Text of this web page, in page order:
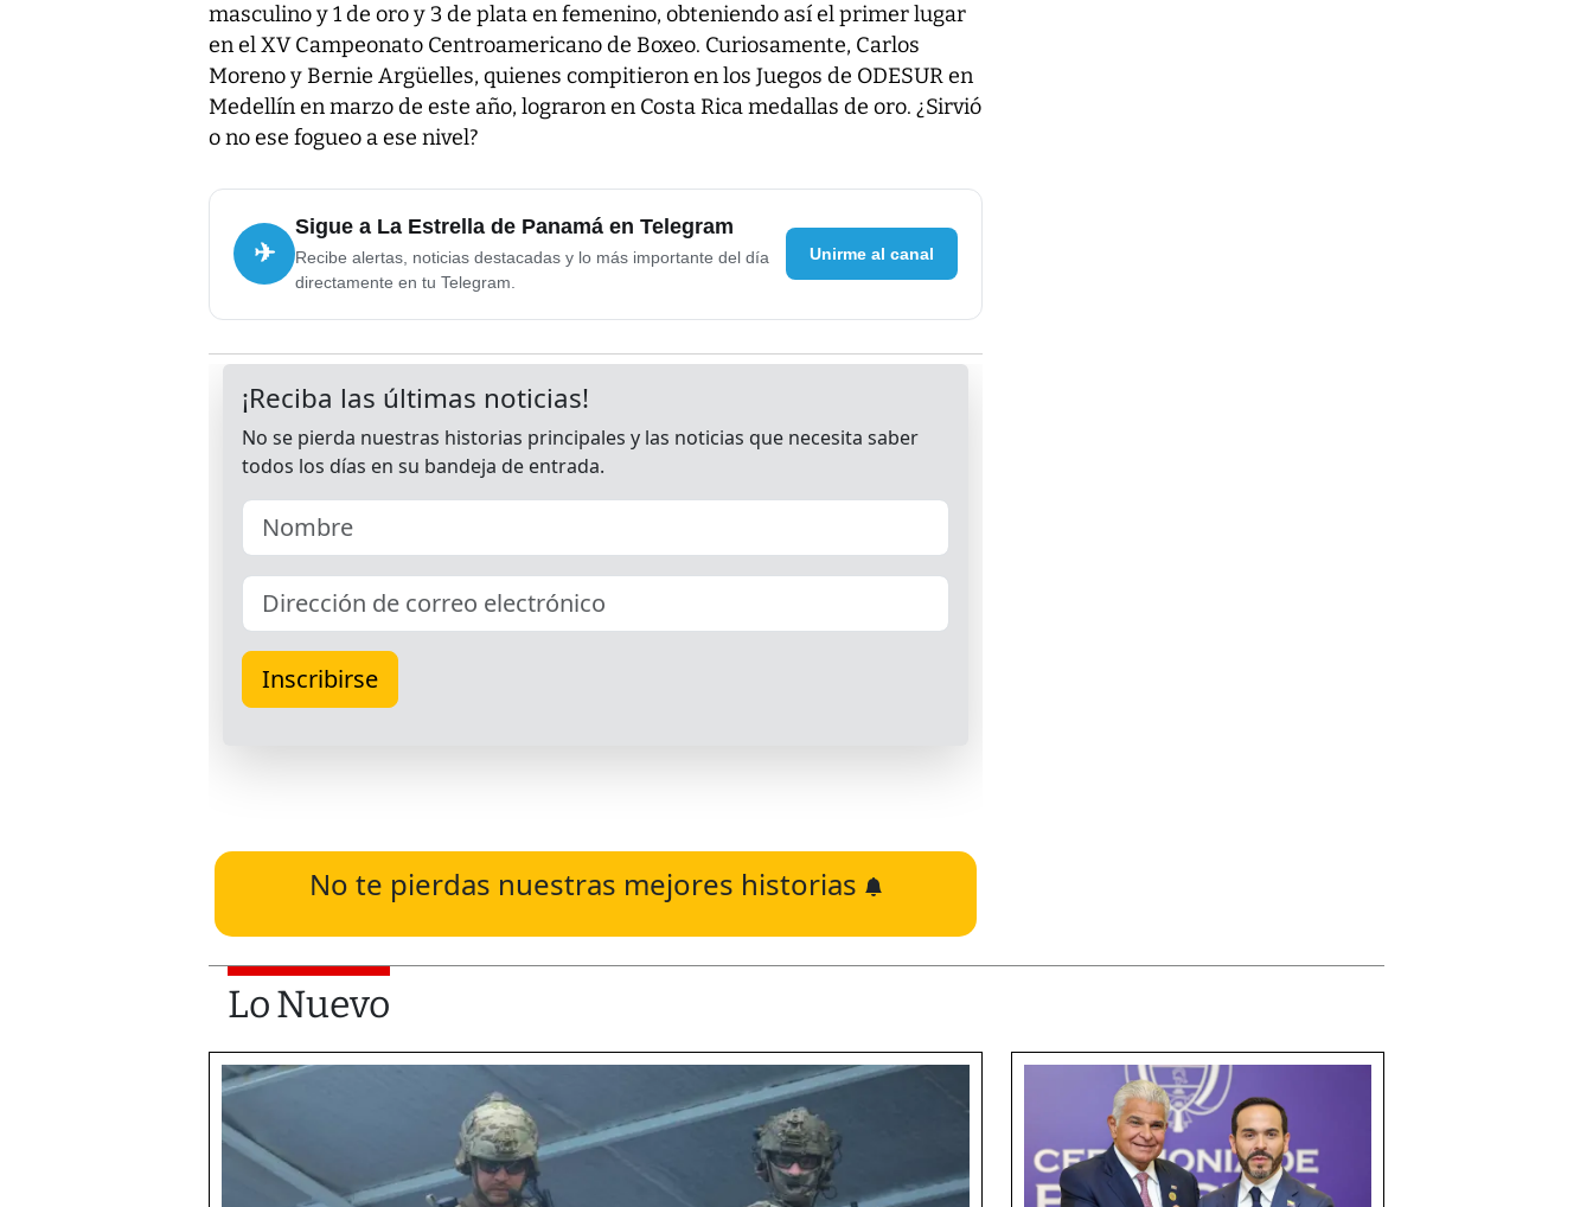
masculino y 1 de oro y 3 de plata en femenino, obteniendo así el primer lugar
en el XV Campeonato Centroamericano de Boxeo. Curiosamente, Carlos
Moreno y Bernie Argüelles, quienes compitieron en los Juegos de ODESUR en
Medellín en marzo de este año, lograron en Costa Rica medallas de oro. ¿Sirvió
o no ese fogueo a ese nivel?
✈
Sigue a La Estrella de Panamá en Telegram
Recibe alertas, noticias destacadas y lo más importante del día
directamente en tu Telegram.
Unirme al canal
No te pierdas nuestras mejores historias
Lo Nuevo